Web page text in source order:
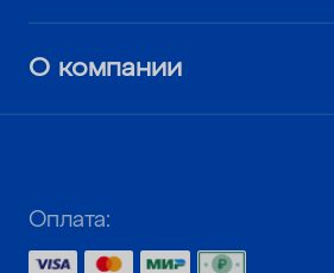
О компании
Оплата: